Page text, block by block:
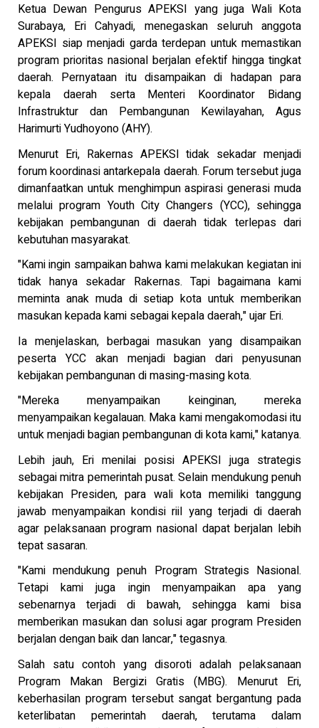
Ketua Dewan Pengurus APEKSI yang juga Wali Kota
Surabaya, Eri Cahyadi, menegaskan seluruh anggota
APEKSI siap menjadi garda terdepan untuk memastikan
program prioritas nasional berjalan efektif hingga tingkat
daerah. Pernyataan itu disampaikan di hadapan para
kepala daerah serta Menteri Koordinator Bidang
Infrastruktur dan Pembangunan Kewilayahan, Agus
Harimurti Yudhoyono (AHY).
Menurut Eri, Rakernas APEKSI tidak sekadar menjadi
forum koordinasi antarkepala daerah. Forum tersebut juga
dimanfaatkan untuk menghimpun aspirasi generasi muda
melalui program Youth City Changers (YCC), sehingga
kebijakan pembangunan di daerah tidak terlepas dari
kebutuhan masyarakat.
"Kami ingin sampaikan bahwa kami melakukan kegiatan ini
tidak hanya sekadar Rakernas. Tapi bagaimana kami
meminta anak muda di setiap kota untuk memberikan
masukan kepada kami sebagai kepala daerah," ujar Eri.
Ia menjelaskan, berbagai masukan yang disampaikan
peserta YCC akan menjadi bagian dari penyusunan
kebijakan pembangunan di masing-masing kota.
"Mereka menyampaikan keinginan, mereka
menyampaikan kegalauan. Maka kami mengakomodasi itu
untuk menjadi bagian pembangunan di kota kami," katanya.
Lebih jauh, Eri menilai posisi APEKSI juga strategis
sebagai mitra pemerintah pusat. Selain mendukung penuh
kebijakan Presiden, para wali kota memiliki tanggung
jawab menyampaikan kondisi riil yang terjadi di daerah
agar pelaksanaan program nasional dapat berjalan lebih
tepat sasaran.
"Kami mendukung penuh Program Strategis Nasional.
Tetapi kami juga ingin menyampaikan apa yang
sebenarnya terjadi di bawah, sehingga kami bisa
memberikan masukan dan solusi agar program Presiden
berjalan dengan baik dan lancar," tegasnya.
Salah satu contoh yang disoroti adalah pelaksanaan
Program Makan Bergizi Gratis (MBG). Menurut Eri,
keberhasilan program tersebut sangat bergantung pada
keterlibatan pemerintah daerah, terutama dalam